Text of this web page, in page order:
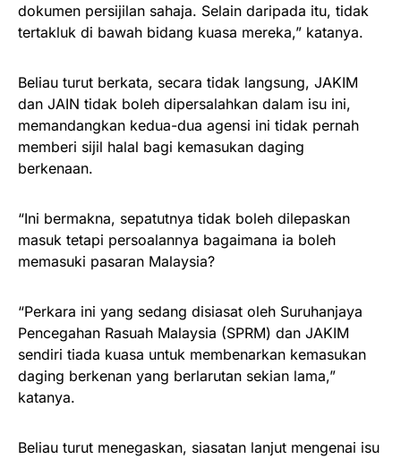
dokumen persijilan sahaja. Selain daripada itu, tidak
tertakluk di bawah bidang kuasa mereka,” katanya.
Beliau turut berkata, secara tidak langsung, JAKIM
dan JAIN tidak boleh dipersalahkan dalam isu ini,
memandangkan kedua-dua agensi ini tidak pernah
memberi sijil halal bagi kemasukan daging
berkenaan.
“Ini bermakna, sepatutnya tidak boleh dilepaskan
masuk tetapi persoalannya bagaimana ia boleh
memasuki pasaran Malaysia?
“Perkara ini yang sedang disiasat oleh Suruhanjaya
Pencegahan Rasuah Malaysia (SPRM) dan JAKIM
sendiri tiada kuasa untuk membenarkan kemasukan
daging berkenan yang berlarutan sekian lama,”
katanya.
Beliau turut menegaskan, siasatan lanjut mengenai isu